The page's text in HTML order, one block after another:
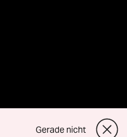
Gerade nicht